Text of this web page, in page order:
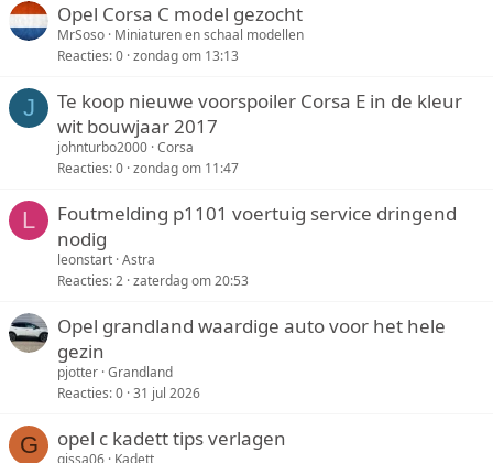
Opel Corsa C model gezocht
MrSoso Miniaturen en schaal modellen
Reacties 0 zondag om 13:13
J
Te koop nieuwe voorspoiler Corsa E in de kleur
wit bouwjaar 2017
johnturbo2000 Corsa
Reacties 0 zondag om 11:47
L
Foutmelding p1101 voertuig service dringend
nodig
leonstart Astra
Reacties 2 zaterdag om 20:53
Opel grandland waardige auto voor het hele
gezin
pjotter Grandland
Reacties 0 31 jul 2026
G opel c kadett tips verlagen
gissa06 Kadett